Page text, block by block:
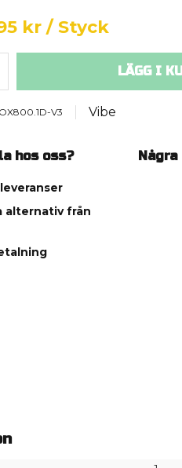
kr / Styck
LÄGG I
V3 Vibe
hos oss?
alternativ från